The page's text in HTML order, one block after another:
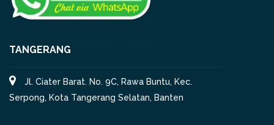
TANGERANG
Jl. Ciater Barat. No. 9C, Rawa Buntu, Kec.
Serpong, Kota Tangerang Selatan, Banten